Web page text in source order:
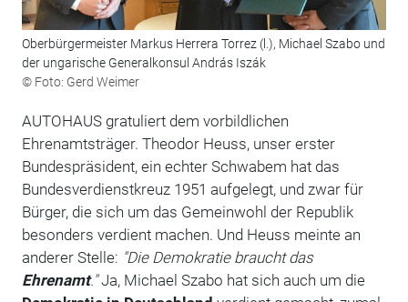
Oberbürgermeister Markus Herrera Torrez (l.), Michael Szabo und
der ungarische Generalkonsul András Iszák
© Foto: Gerd Weimer
AUTOHAUS gratuliert dem vorbildlichen
Ehrenamtsträger. Theodor Heuss, unser erster
Bundespräsident, ein echter Schwabem hat das
Bundesverdienstkreuz 1951 aufgelegt, und zwar für
Bürger, die sich um das Gemeinwohl der Republik
besonders verdient machen. Und Heuss meinte an
anderer Stelle: "Die Demokratie braucht das
Ehrenamt."Ja, Michael Szabo hat sich auch um die